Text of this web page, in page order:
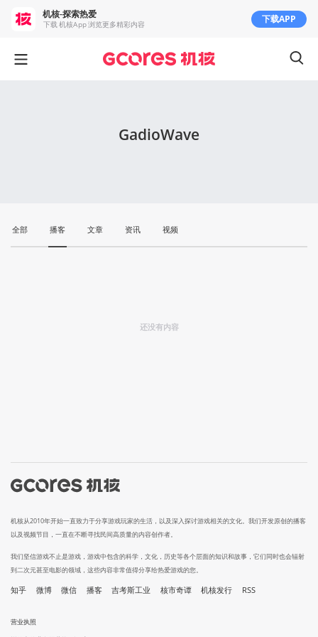
GadioWave
全部 播客 文章 资讯 视频
还没有内容
机核从2010年开始一直致力于分享游戏玩家的生活，以及深入探讨游戏相关的文化。我们开发原创的播客
以及视频节目，一直在不断寻找民间高质量的内容创作者。
我们坚信游戏不止是游戏，游戏中包含的科学，文化，历史等各个层面的知识和故事，它们同时也会辐射
到二次元甚至电影的领域，这些内容非常值得分享给热爱游戏的您。
知乎 微博 微信 播客 吉考斯工业 核市奇谭 机核发行 RSS
营业执照
机核-探索热爱
下载 机核App 浏览更多精彩内容 下载APP